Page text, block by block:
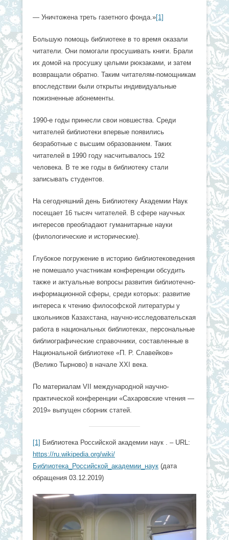
— Уничтожена треть газетного фонда.»[1]
Большую помощь библиотеке в то время оказали
читатели. Они помогали просушивать книги. Брали
их домой на просушку целыми рюкзаками, и затем
возвращали обратно. Таким читателям-помощникам
впоследствии были открыты индивидуальные
пожизненные абонементы.
1990-е годы принесли свои новшества. Среди
читателей библиотеки впервые появились
безработные с высшим образованием. Таких
читателей в 1990 году насчитывалось 192
человека. В те же годы в библиотеку стали
записывать студентов.
На сегодняшний день Библиотеку Академии Наук
посещает 16 тысяч читателей. В сфере научных
интересов преобладают гуманитарные науки
(филологические и исторические).
Глубокое погружение в историю библиотековедения
не помешало участникам конференции обсудить
также и актуальные вопросы развития библиотечно-
информационной сферы, среди которых: развитие
интереса к чтению философской литературы у
школьников Казахстана, научно-исследовательская
работа в национальных библиотеках, персональные
библиографические справочники, составленные в
Национальной библиотеке «П. Р. Славейков»
(Велико Тырново) в начале XXI века.
По материалам VII международной научно-
практической конференции «Сахаровские чтения —
2019» выпущен сборник статей.
[1] Библиотека Российской академии наук . – URL:
https://ru.wikipedia.org/wiki/
Библиотека_Российской_академии_наук (дата
обращения 03.12.2019)